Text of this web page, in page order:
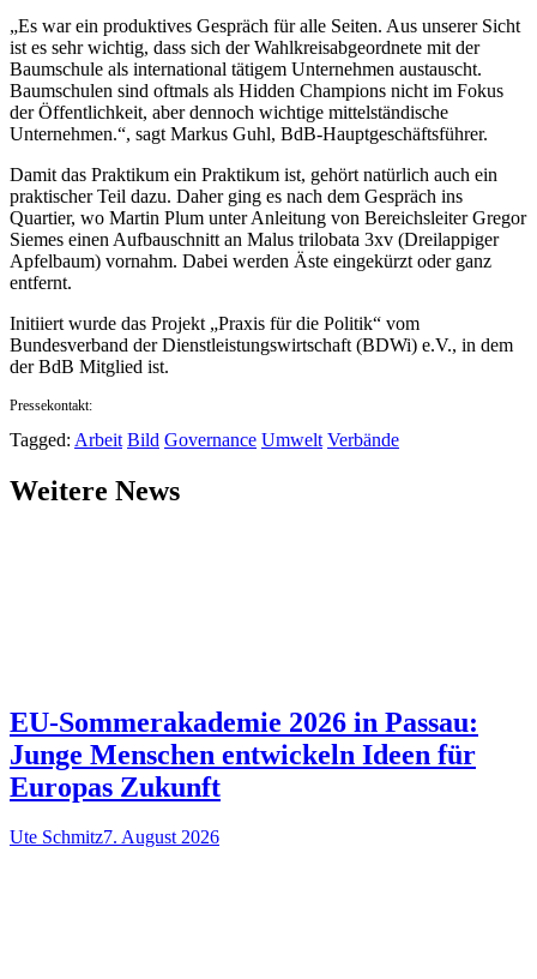
„Es war ein produktives Gespräch für alle Seiten. Aus unserer Sicht
ist es sehr wichtig, dass sich der Wahlkreisabgeordnete mit der
Baumschule als international tätigem Unternehmen austauscht.
Baumschulen sind oftmals als Hidden Champions nicht im Fokus
der Öffentlichkeit, aber dennoch wichtige mittelständische
Unternehmen.“, sagt Markus Guhl, BdB-Hauptgeschäftsführer.
Damit das Praktikum ein Praktikum ist, gehört natürlich auch ein
praktischer Teil dazu. Daher ging es nach dem Gespräch ins
Quartier, wo Martin Plum unter Anleitung von Bereichsleiter Gregor
Siemes einen Aufbauschnitt an Malus trilobata 3xv (Dreilappiger
Apfelbaum) vornahm. Dabei werden Äste eingekürzt oder ganz
entfernt.
Initiiert wurde das Projekt „Praxis für die Politik“ vom
Bundesverband der Dienstleistungswirtschaft (BDWi) e.V., in dem
der BdB Mitglied ist.
Pressekontakt:
Tagged: Arbeit Bild Governance Umwelt Verbände
Weitere News
EU-Sommerakademie 2026 in Passau:
Junge Menschen entwickeln Ideen für
Europas Zukunft
Ute Schmitz7. August 2026